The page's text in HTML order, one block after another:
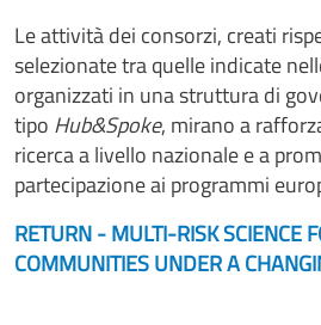
Le attività dei consorzi, creati
selezionate tra quelle indicate
organizzati in una struttura di
tipo Hub&Spoke, mirano a
ricerca a livello nazionale e a
partecipazione ai programmi
RETURN - MULTI-RISK SCIENCE
COMMUNITIES UNDER A